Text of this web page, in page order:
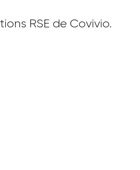
RSE de Covivio.